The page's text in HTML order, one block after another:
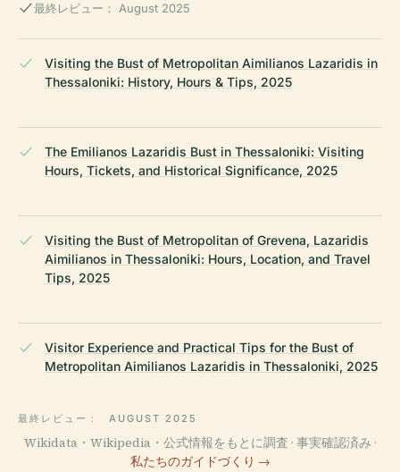
最終レビュー： August 2025
Visiting the Bust of Metropolitan Aimilianos Lazaridis in
Thessaloniki: History, Hours & Tips, 2025
The Emilianos Lazaridis Bust in Thessaloniki: Visiting
Hours, Tickets, and Historical Significance, 2025
Visiting the Bust of Metropolitan of Grevena, Lazaridis
Aimilianos in Thessaloniki: Hours, Location, and Travel
Tips, 2025
Visitor Experience and Practical Tips for the Bust of
Metropolitan Aimilianos Lazaridis in Thessaloniki, 2025
最終レビュー： AUGUST 2025
Wikidata・Wikipedia・公式情報をもとに調査 · 事実確認済み ·
私たちのガイドづくり →